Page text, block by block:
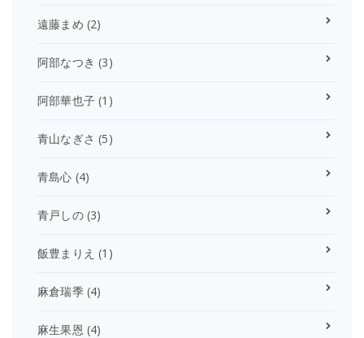
遠藤まめ (2)
阿部なつき (3)
阿部華也子 (1)
青山なぎさ (5)
青島心 (4)
青戸しの(3)
飯豊まりえ (1)
麻倉瑞季(4)
麻生果恩 (4)